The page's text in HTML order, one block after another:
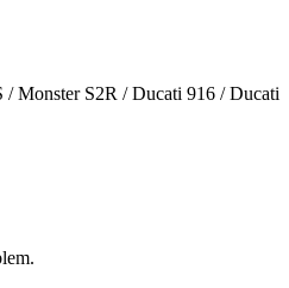
/ Monster S2R / Ducati 916 / Ducati